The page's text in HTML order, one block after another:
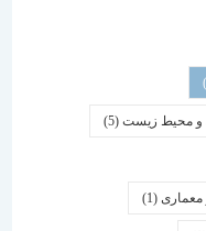
زیست(5)
(1)